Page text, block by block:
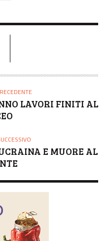
LAVORI FINITI AL
E MUORE AL